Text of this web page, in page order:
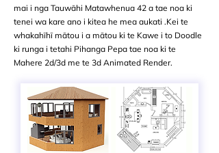
mai i nga Tauwāhi Matawhenua 42 a tae noa ki
tenei wa kare ano i kitea he mea aukati .Kei te
whakahīhī mātou i a mātou ki te Kawe i to Doodle
ki runga i tetahi Pihanga Pepa tae noa ki te
Mahere 2d/3d me te 3d Animated Render.